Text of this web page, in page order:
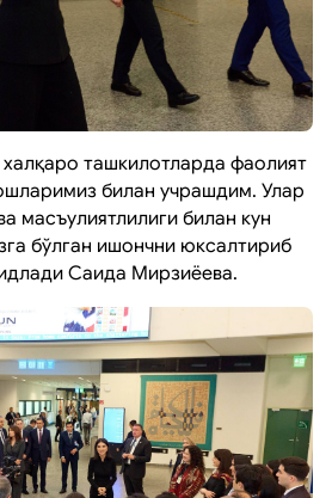
ташкилотларда фаолият
билан учрашдим. Улар
масъулиятлилиги билан кун
бўлган ишончни юксалтириб
Саида Мирзиёева.